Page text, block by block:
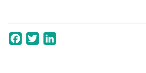
TwitterLinkedIn